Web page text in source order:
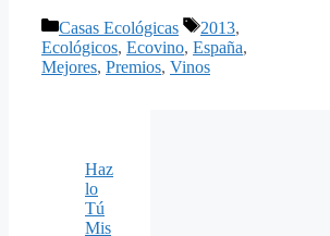
Categorías
Casas Ecológicas Etiquetas
2013,
Ecológicos, Ecovino, España,
Mejores, Premios, Vinos
Haz
lo
Tú
Mis